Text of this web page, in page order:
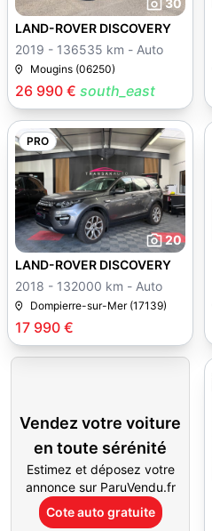
30
26 990 € south_east
LAND-ROVER DISCOVERY
2019 - 136535 km - Auto
Mougins (06250)
PRO
20
17 990 €
LAND-ROVER DISCOVERY
2018 - 132000 km - Auto
Dompierre-sur-Mer (17139)
Vendez votre voiture
en toute sérénité
Estimez et déposez votre
annonce sur ParuVendu.fr
Cote auto gratuite